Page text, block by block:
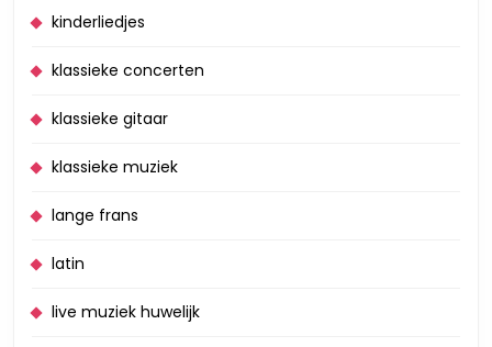
kinderliedjes
klassieke concerten
klassieke gitaar
klassieke muziek
lange frans
latin
live muziek huwelijk